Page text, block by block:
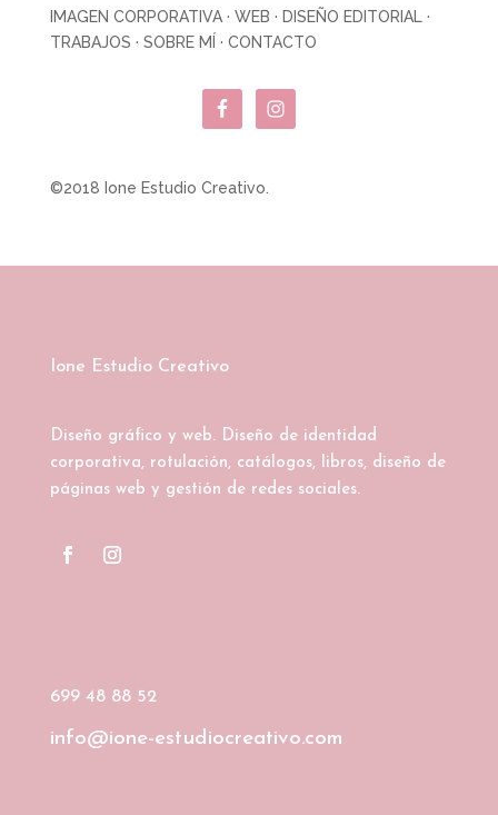
IMAGEN CORPORATIVA· WEB · DISEÑO EDITORIAL·
TRABAJOS · SOBRE MÍ · CONTACTO
©2018 Ione Estudio Creativo.
Ione Estudio Creativo
Diseño gráfico y web. Diseño de identidad
corporativa, rotulación, catálogos, libros, diseño de
páginas web y gestión de redes sociales.
699 48 88 52
info@ione-estudiocreativo.com